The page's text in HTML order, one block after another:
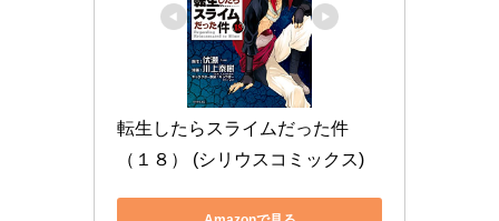
転生したらスライムだった件
（１８） (シリウスコミックス)